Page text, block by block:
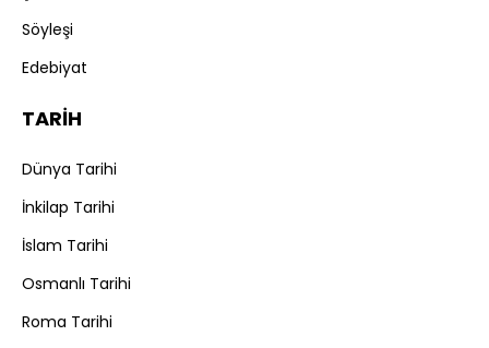
Söyleşi
Edebiyat
TARİH
Dünya Tarihi
İnkilap Tarihi
İslam Tarihi
Osmanlı Tarihi
Roma Tarihi